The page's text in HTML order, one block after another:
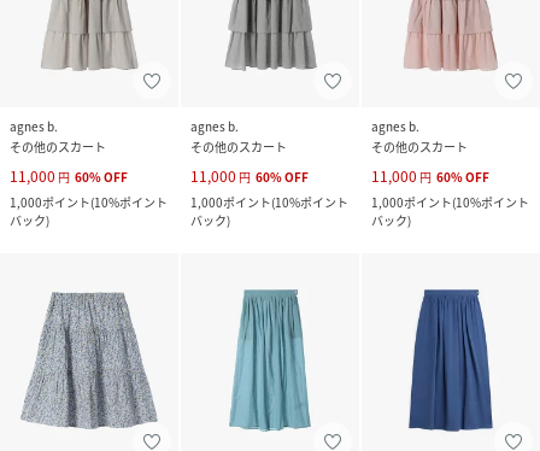
agnes b.
その他のスカート
11,000 円 60%OFF
1,000ポイント(10%ポイント
バック)
agnes b.
その他のスカート
11,000 円 60%OFF
1,000ポイント(10%ポイント
バック)
agnes b.
その他のスカート
11,000 円 60%OFF
1,000ポイント(10%ポイント
バック)